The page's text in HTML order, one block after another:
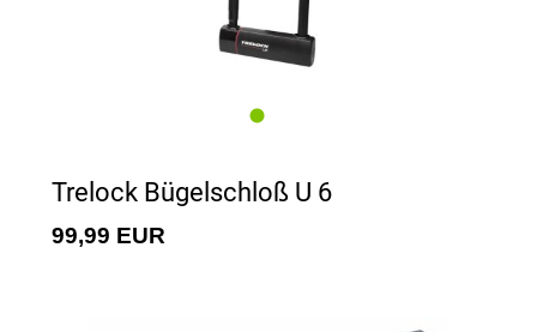
Trelock Bügelschloß U 6
99,99 EUR